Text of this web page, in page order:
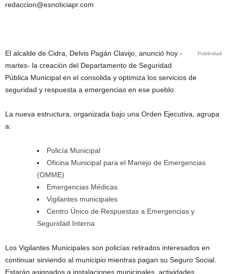
redaccion@esnoticiapr.com
Publicidad
El alcalde de Cidra, Delvis Pagán Clavijo, anunció hoy -
martes- la creación del Departamento de Seguridad
Pública Municipal en el consolida y optimiza los servicios de
seguridad y respuesta a emergencias en ese pueblo.
La nueva estructura, organizada bajo una Orden Ejecutiva, agrupa
a:
Policía Municipal
Oficina Municipal para el Manejo de Emergencias
(OMME)
Emergencias Médicas
Vigilantes municipales
Centro Único de Respuestas a Emergencias y
Seguridad Interna
Los Vigilantes Municipales son policías retirados interesados en
continuar sirviendo al municipio mientras pagan su Seguro Social.
Estarán asignados a instalaciones municipales, actividades